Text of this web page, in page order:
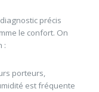
précis
le confort. On
:
porteurs,
est fréquente